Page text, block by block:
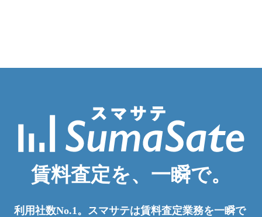
賃料査定を、一瞬で。
利用社数No.1。スマサテは賃料査定業務を一瞬で